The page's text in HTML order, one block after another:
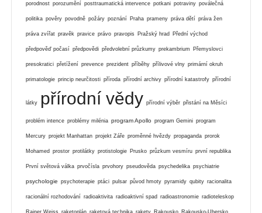
porodnost porozumění posttraumatická intervence potkani potraviny poválečná
politika pověry povodně požáry poznání Praha prameny práva dětí práva žen
práva zvířat pravěk pravice právo pravopis Pražský hrad Přední východ
předpověď počasí předpovědi předvolební průzkumy prekambrium Přemyslovci
presokratici přetížení prevence prezident příběhy přílivové vlny primární okruh
primatologie princip neurčitosti příroda přírodní archivy přírodní katastrofy přírodní
látky přírodní vědy přírodní výběr přistání na Měsíci
problém intence problémy milénia program Apollo program Gemini program
Mercury projekt Manhattan projekt Záře proměnné hvězdy propaganda prorok
Mohamed prostor protilátky protistologie Prusko průzkum vesmíru první republika
První světová válka prvočísla prvohory pseudověda psychedelika psychiatrie
psychologie psychoterapie ptáci pulsar původ hmoty pyramidy qubity racionalita
racionální rozhodování radioaktivita radioaktivní spad radioastronomie radioteleskop